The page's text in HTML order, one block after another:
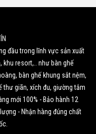
đầu trong lĩnh vực sản xuất
khu resort,.. như bàn ghế
bàn ghế khung sắt nệm,
thư giãn, xích đu, giường tắm
mới 100% - Bảo hành 12
- Nhận hàng đúng chất